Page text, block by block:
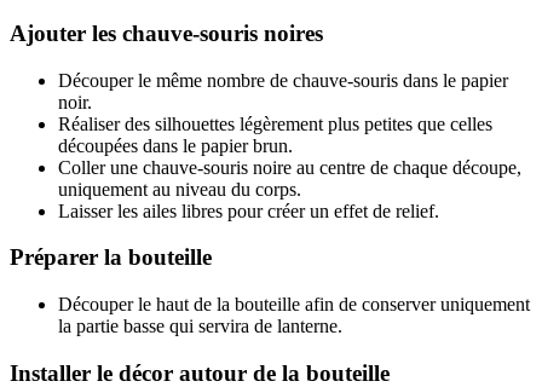
Ajouter les chauve-souris noires
Découper le même nombre de chauve-souris dans le papier
noir.
Réaliser des silhouettes légèrement plus petites que celles
découpées dans le papier brun.
Coller une chauve-souris noire au centre de chaque découpe,
uniquement au niveau du corps.
Laisser les ailes libres pour créer un effet de relief.
Préparer la bouteille
Découper le haut de la bouteille afin de conserver uniquement
la partie basse qui servira de lanterne.
Installer le décor autour de la bouteille